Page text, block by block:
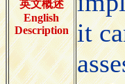
英文概述
English
Description
it